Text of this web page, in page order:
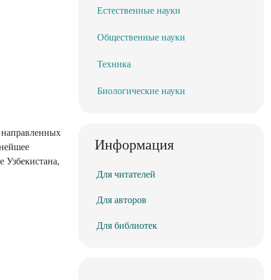
Узбекистана,
Естественные науки
Общественные науки
Техника
Биологические науки
Информация
Для читателей
Для авторов
Для библиотек